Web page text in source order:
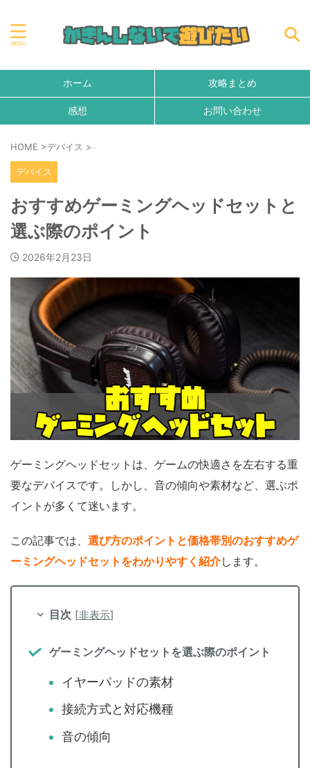
ホーム 攻略まとめ
感想 お問い合わせ
HOME >デバイス >
デバイス
おすすめゲーミングヘッドセットと
選ぶ際のポイント
2026年2月23日
ゲーミングヘッドセットは、ゲームの快適さを左右する重
要なデバイスです。しかし、音の傾向や素材など、選ぶポ
イントが多くて迷います。
この記事では、 選び方のポイントと価格帯別のおすすめゲ
ーミングヘッドセットをわかりやすく紹介します。
目次 [非表示]
ゲーミングヘッドセットを選ぶ際のポイント
イヤーパッドの素材
接続方式と対応機種
音の傾向